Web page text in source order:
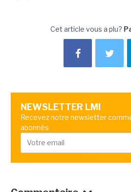
Cet article vous a plu?
NEWSLETTER LMI
Recevez notre newsletter
abonnés